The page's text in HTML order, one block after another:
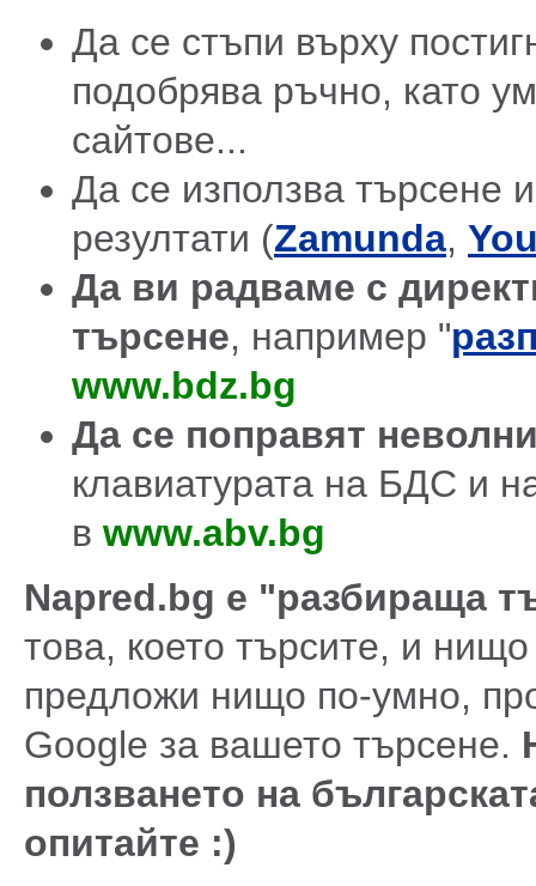
Да се стъпи върху
подобрява ръчно, като
сайтове...
Да се използва търсене
резултати (Zamunda,
Да ви радваме с
търсене, например "
www.bdz.bg
Да се поправят
клавиатурата на БДС и
в www.abv.bg
Napred.bg е "разбираща
това, което търсите, и
предложи нищо по-умно,
Google за вашето търсене.
ползването на
опитайте :)